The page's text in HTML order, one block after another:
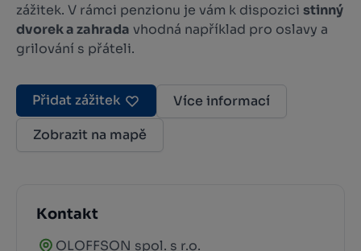
zážitek. V rámci penzionu je vám k dispozici stinný
dvorek a zahrada vhodná například pro oslavy a
grilování s přáteli.
Přidat zážitek
Více informací
Zobrazit na mapě
Kontakt
OLOFFSON spol. s r.o.